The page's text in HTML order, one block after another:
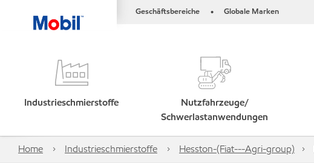
Geschäftsbereiche • Globale Marken
Industrieschmierstoffe
Nutzfahrzeuge/
Schwerlastanwendungen
Home Industrieschmierstoffe Hesston-(Fiat---Agri-group)